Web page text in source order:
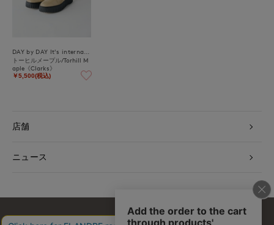
トーヒルメープル/Torhill M
aple《Clarks》
￥5,500(税込)
店舗
ニュース